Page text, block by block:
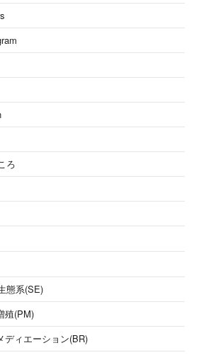
ろ
態系(SE)
殖(PM)
ディエーション(BR)